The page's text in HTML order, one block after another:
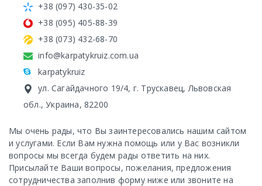
+38 (097) 430-35-02
+38 (095) 405-88-39
+38 (073) 432-68-70
info@karpatykruiz.com.ua
karpatykruiz
ул. Сагайдачного 19/4, г. Трускавец,Львовская
обл.,Украина,82200
Мы очень рады, что Вы заинтересовались нашим сайтом
и услугами. Если Вам нужна помощь или у Вас возникли
вопросы мы всегда будем рады ответить на них.
Присылайте Ваши вопросы, пожелания, предложения
сотрудничества заполнив форму ниже или звоните на